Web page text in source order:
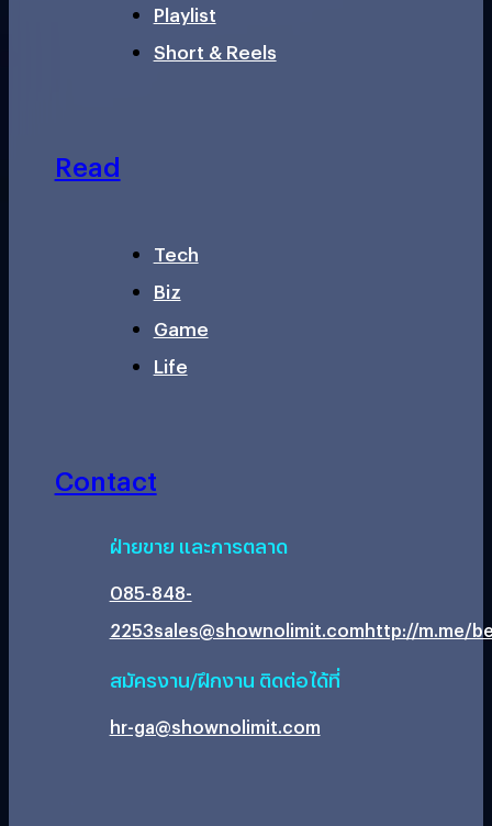
Playlist
Short & Reels
Read
Tech
Biz
Game
Life
Contact
ฝ่ายขาย และการตลาด
085-848-
2253sales@shownolimit.comhttp://m.me/
สมัครงาน/ฝึกงาน ติดต่อได้ที่
hr-ga@shownolimit.com